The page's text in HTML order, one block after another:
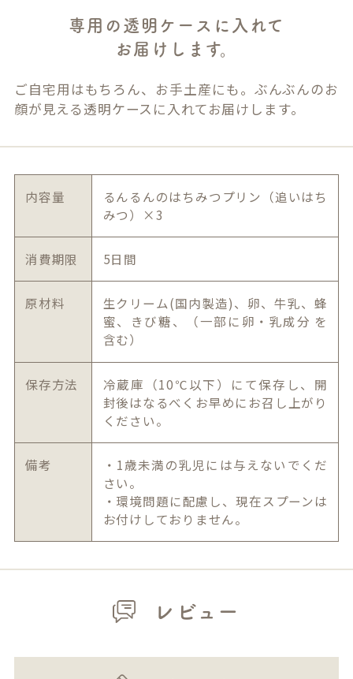
専用の透明ケースに入れて
お届けします。
ご自宅用はもちろん、お手土産にも。ぶんぶんのお
顔が見える透明ケースに入れてお届けします。
内容量
るんるんのはちみつプリン（追いはち
みつ）×3
消費期限 5日間
原材料
生クリーム(国内製造)、卵、牛乳、蜂
蜜、きび糖、（一部に卵・乳成分 を
含む）
保存方法
冷蔵庫（10℃以下）にて保存し、開
封後はなるべくお早めにお召し上がり
ください。
備考
・1歳未満の乳児には与えないでくだ
さい。
・環境問題に配慮し、現在スプーンは
お付けしておりません。
レビュー